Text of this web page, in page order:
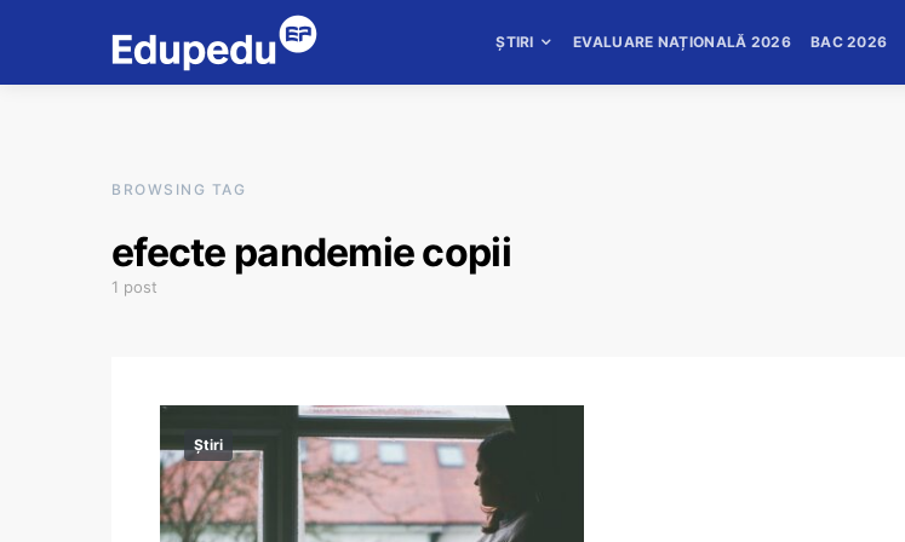
ȘTIRI EVALUARE NAȚIONALĂ 2026 BAC 2026
BROWSING TAG
efecte pandemie copii
1 post
Știri